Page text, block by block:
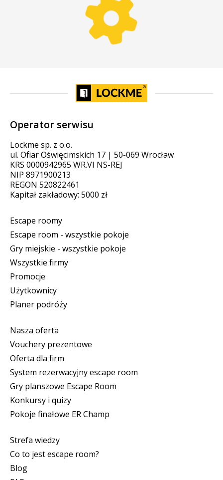
Operator serwisu
Lockme sp. z o.o.
ul. Ofiar Oświęcimskich 17 | 50-069 Wrocław
KRS 0000942965 WR.VI NS-REJ
NIP 8971900213
REGON 520822461
Kapitał zakładowy: 5000 zł
Escape roomy
Escape room - wszystkie pokoje
Gry miejskie - wszystkie pokoje
Wszystkie firmy
Promocje
Użytkownicy
Planer podróży
Nasza oferta
Vouchery prezentowe
Oferta dla firm
System rezerwacyjny escape room
Gry planszowe Escape Room
Konkursy i quizy
Pokoje finałowe ER Champ
Strefa wiedzy
Co to jest escape room?
Blog